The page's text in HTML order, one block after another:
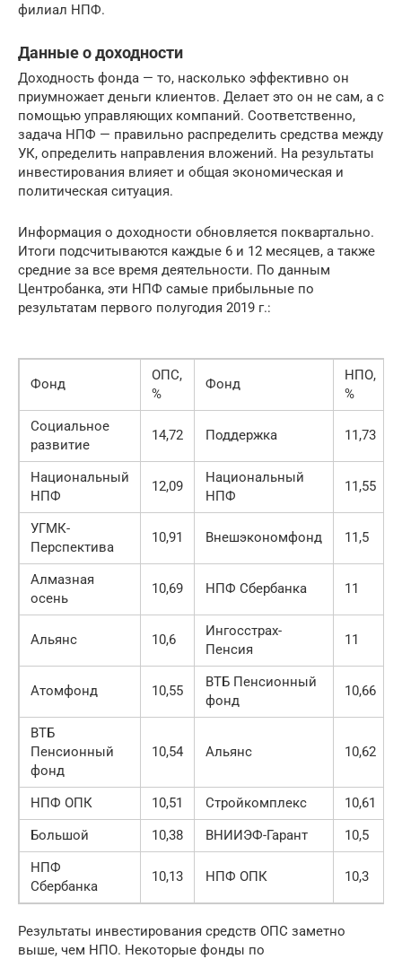
филиал НПФ.
Данные о доходности
Доходность фонда — то, насколько эффективно он
приумножает деньги клиентов. Делает это он не сам, а с
помощью управляющих компаний. Соответственно,
задача НПФ — правильно распределить средства между
УК, определить направления вложений. На результаты
инвестирования влияет и общая экономическая и
политическая ситуация.
Информация о доходности обновляется поквартально.
Итоги подсчитываются каждые 6 и 12 месяцев, а также
средние за все время деятельности. По данным
Центробанка, эти НПФ самые прибыльные по
результатам первого полугодия 2019 г.:
Фонд
ОПС,
%
Фонд
НПО,
%
Социальное
развитие
14,72 Поддержка 11,73
Национальный
НПФ
12,09
Национальный
НПФ
11,55
УГМК-
Перспектива
10,91 Внешэкономфонд 11,5
Алмазная
осень
10,69 НПФ Сбербанка 11
Альянс 10,6
Ингосстрах-
Пенсия
11
Атомфонд 10,55
ВТБ Пенсионный
фонд
10,66
ВТБ
Пенсионный
фонд
10,54 Альянс 10,62
НПФ ОПК 10,51 Стройкомплекс
10,61
Большой
10,38 ВНИИЭФ-Гарант
10,5
НПФ
Сбербанка
10,13 НПФ ОПК 10,3
Результаты инвестирования средств ОПС заметно
выше, чем НПО. Некоторые фонды по